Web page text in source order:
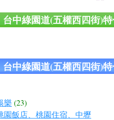
台中綠園道(五權西四街)
台中綠園道(五權西四街)
樂 (23)
園飯店、桃園住宿、中壢